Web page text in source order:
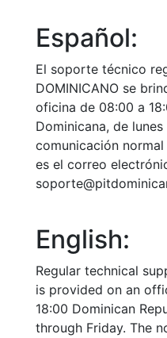
Español:
El soporte técnico
DOMINICANO se
oficina de 08:00 a
Dominicana, de
comunicación
es el correo
English:
Regular technical
is provided on an
18:00 Dominican
through Friday. The